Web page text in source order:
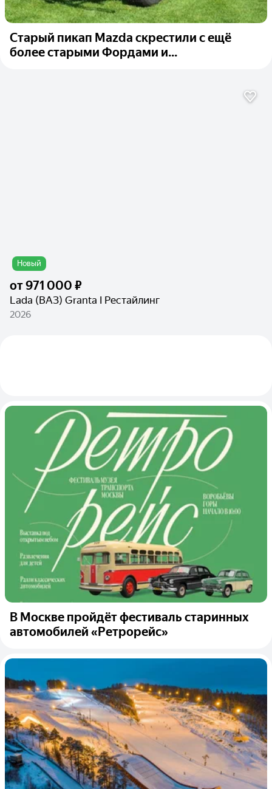
Старый пикап Mazda скрестили с ещё
более старыми Фордами и...
Новый
от971 000 ₽
Lada (ВАЗ) Granta I Рестайлинг
2026
В Москве пройдёт фестиваль старинных
автомобилей «Ретрорейс»